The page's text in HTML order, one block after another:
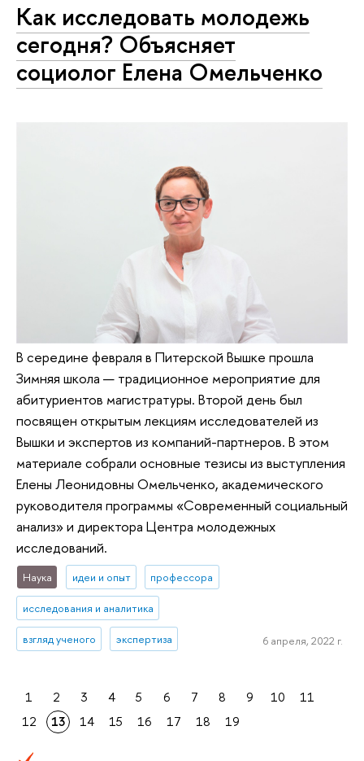
Как исследовать молодежь
сегодня? Объясняет
социолог Елена Омельченко
В середине февраля в Питерской Вышке прошла
Зимняя школа — традиционное мероприятие для
абитуриентов магистратуры. Второй день был
посвящен открытым лекциям исследователей из
Вышки и экспертов из компаний-партнеров. В этом
материале собрали основные тезисы из выступления
Елены Леонидовны Омельченко, академического
руководителя программы «Современный социальный
анализ» и директора Центра молодежных
исследований.
Наука идеи и опыт профессора
исследования и аналитика
взгляд ученого экспертиза 6 апреля, 2022 г.
1 2 3 4 5 6 7 8 9 10
11
12
13 14 15 16 17 18 19